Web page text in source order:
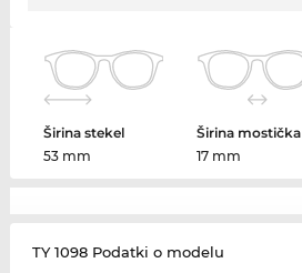
Širina stekel
53 mm
Širina mostička
17 mm
TY 1098 Podatki o modelu